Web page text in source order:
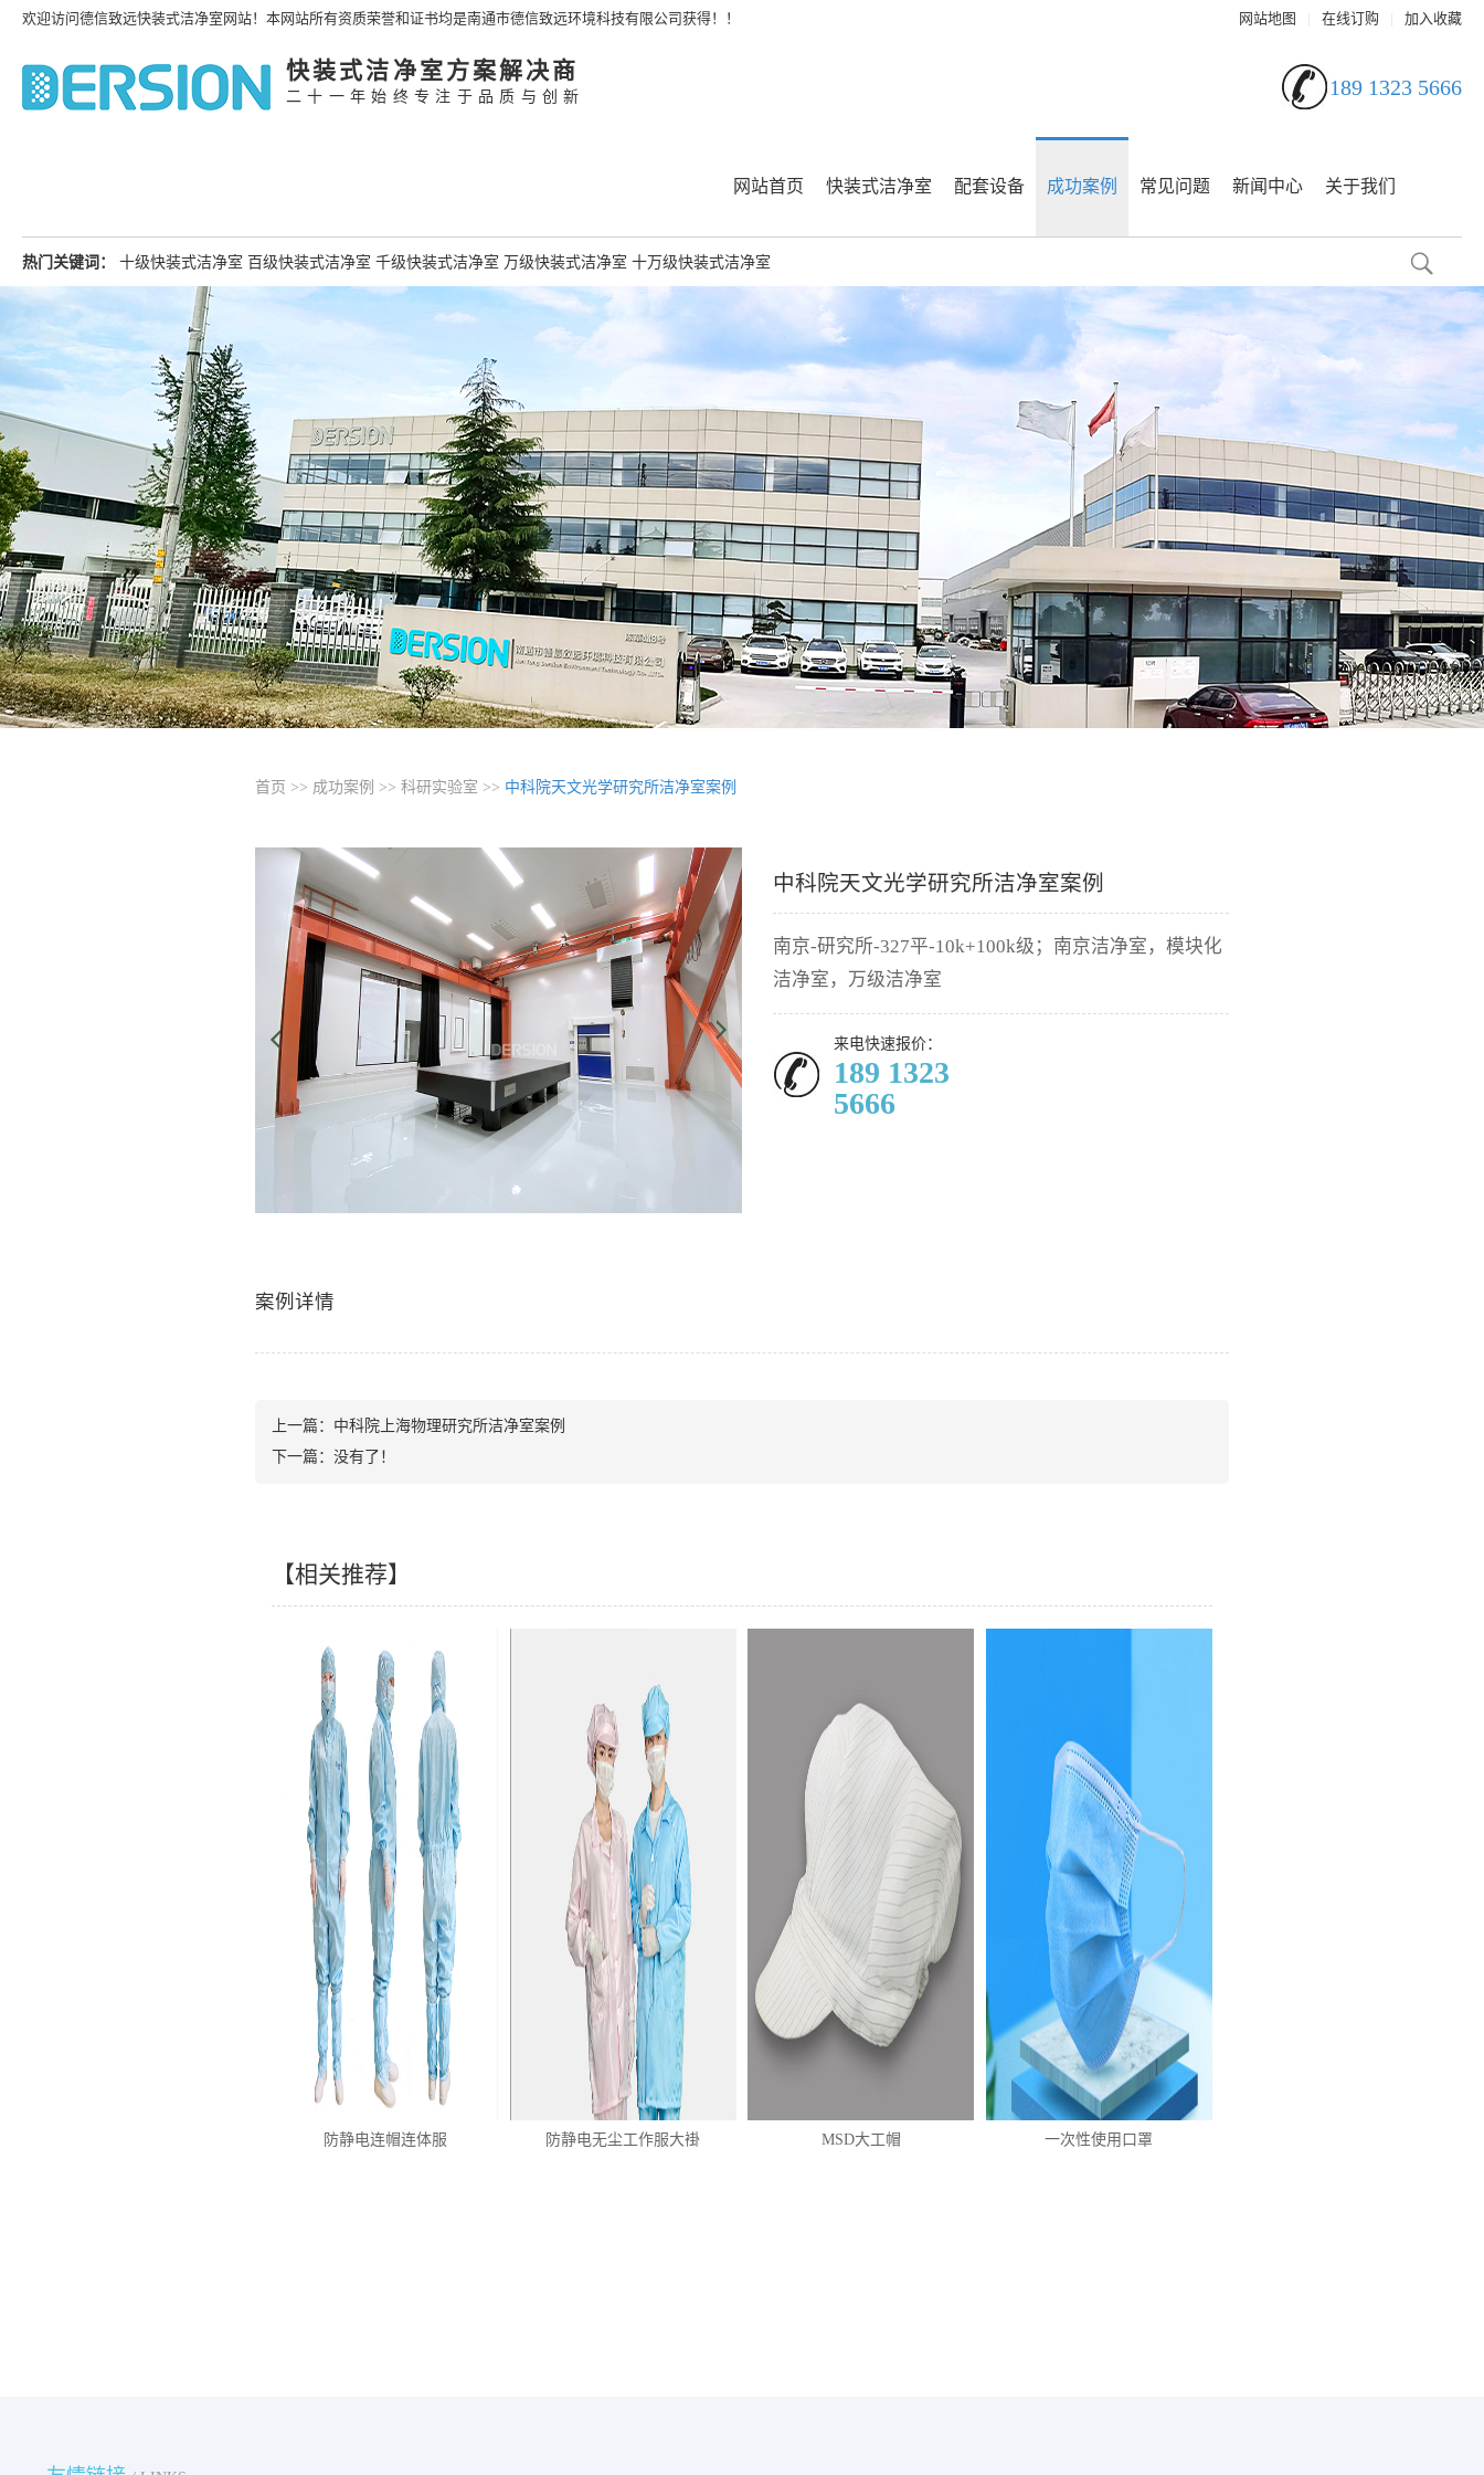
网站地图 在线订购 加入收藏
欢迎访问德信致远快装式洁净室网站！本网站所有资质荣誉和证书均是南通市德信致远环境科技有限公司获得！！
快装式洁净室方案解决商
二十一年始终专注于品质与创新 189 1323 5666
网站首页 快装式洁净室 配套设备 成功案例 常见问题 新闻中心 关于我们
热门关键词： 十级快装式洁净室 百级快装式洁净室 千级快装式洁净室 万级快装式洁净室 十万级快装式洁净室
首页 >> 成功案例 >> 科研实验室 >> 中科院天文光学研究所洁净室案例
中科院天文光学研究所洁净室案例
南京-研究所-327平-10k+100k级；南京洁净室，模块化
洁净室，万级洁净室
来电快速报价：
189 1323
5666
案例详情
上一篇： 中科院上海物理研究所洁净室案例
下一篇：没有了！
【相关推荐】
防静电连帽连体服 防静电无尘工作服大褂 MSD大工帽 一次性使用口罩